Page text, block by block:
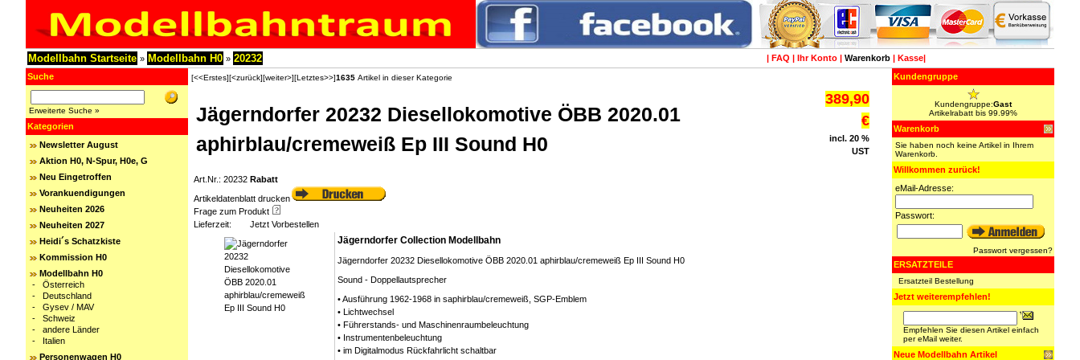
Modellbahn Startseite » Modellbahn H0 » 20232 | FAQ | Ihr Konto| Warenkorb| Kasse|
Suche
Erweiterte Suche »
Kategorien
Newsletter August
Aktion H0, N-Spur, H0e, G
Neu Eingetroffen
Vorankuendigungen
Neuheiten 2026
Neuheiten 2027
Heidi´s Schatzkiste
Kommission H0
Modellbahn H0
- Österreich
- Deutschland
- Gysev / MAV
- Schweiz
- andere Länder
- Italien
Personenwagen H0
[<<Erstes][<zurück][weiter>][Letztes>>]1635 Artikel in dieser Kategorie
Jägerndorfer 20232 Diesellokomotive ÖBB 2020.01
aphirblau/cremeweiß Ep III Sound H0
389,90
€
incl. 20 %
UST
Art.Nr.: 20232 Rabatt
Artikeldatenblatt drucken
Frage zum Produkt
Lieferzeit:
Jetzt Vorbestellen
Jägerndorfer Collection Modellbahn
Jägerndorfer 20232 Diesellokomotive ÖBB 2020.01 aphirblau/cremeweiß Ep III Sound H0
Sound - Doppellautsprecher
• Ausführung 1962-1968 in saphirblau/cremeweiß, SGP-Emblem
• Lichtwechsel
• Führerstands- und Maschinenraumbeleuchtung
• Instrumentenbeleuchtung
• im Digitalmodus Rückfahrlicht schaltbar
Kundengruppe
Kundengruppe:Gast
Artikelrabatt bis 99.99%
Warenkorb
Sie haben noch keine Artikel in Ihrem
Warenkorb.
Willkommen zurück!
eMail-Adresse:
Passwort:
Passwort vergessen?
ERSATZTEILE
Ersatzteil Bestellung
Jetzt weiterempfehlen!
Empfehlen Sie diesen Artikel einfach
per eMail weiter.
Neue Modellbahn Artikel